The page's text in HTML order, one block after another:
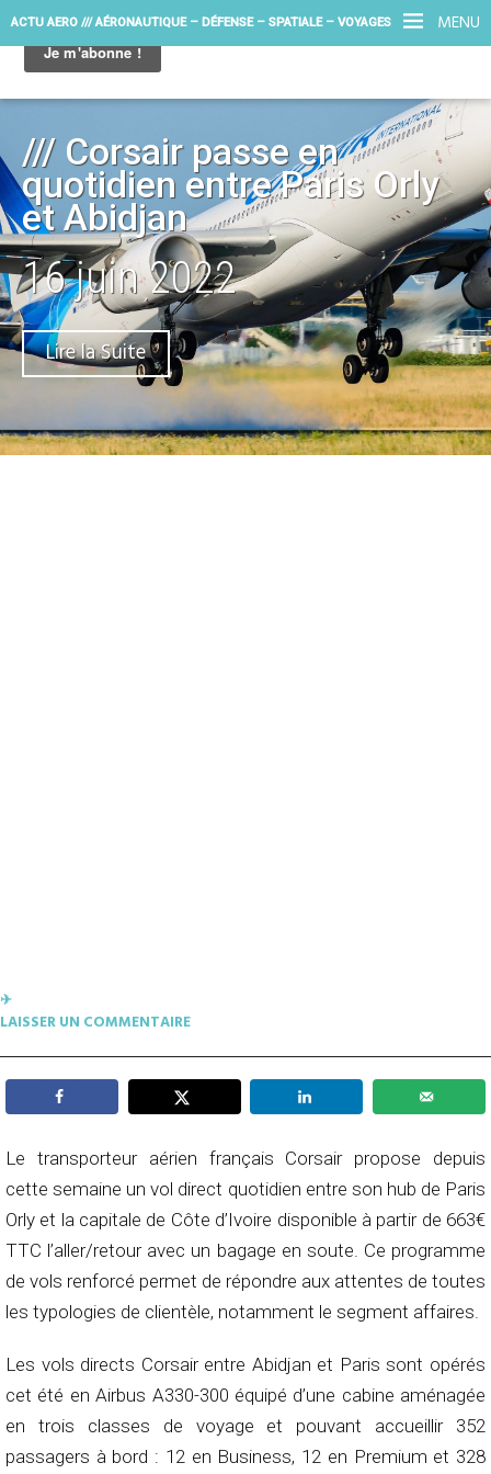
MENU
ACTU AERO /// AÉRONAUTIQUE – DÉFENSE – SPATIALE – VOYAGES
/// Corsair passe en
quotidien entre Paris Orly
et Abidjan
16 juin 2022
Lire la Suite
✈︎
LAISSER UN COMMENTAIRE
Le transporteur aérien français Corsair propose depuis
cette semaine un vol direct quotidien entre son hub de Paris
Orly et la capitale de Côte d’Ivoire disponible à partir de 663€
TTC l’aller/retour avec un bagage en soute. Ce programme
de vols renforcé permet de répondre aux attentes de toutes
les typologies de clientèle, notamment le segment affaires.
Les vols directs Corsair entre Abidjan et Paris sont opérés
cet été en Airbus A330-300 équipé d’une cabine aménagée
en trois classes de voyage et pouvant accueillir 352
passagers à bord : 12 en Business, 12 en Premium et 328